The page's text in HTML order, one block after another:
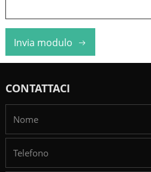
Invia modulo
CONTATTACI